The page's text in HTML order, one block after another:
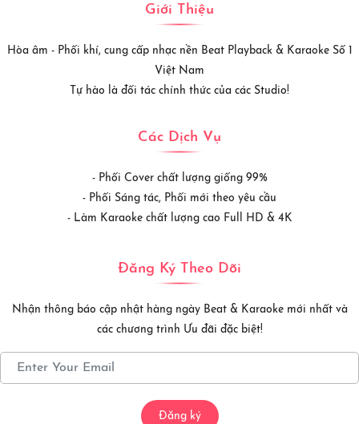
Giới Thiệu
Hòa âm - Phối khí, cung cấp nhạc nền Beat Playback & Karaoke Số 1
Việt Nam
Tự hào là đối tác chính thức của các Studio!
Các Dịch Vụ
- Phối Cover chất lượng giống 99%
- Phối Sáng tác, Phối mới theo yêu cầu
- Làm Karaoke chất lượng cao Full HD & 4K
Đăng Ký Theo Dõi
Nhận thông báo cập nhật hàng ngày Beat & Karaoke mới nhất và
các chương trình Ưu đãi đặc biệt!
Đăng ký